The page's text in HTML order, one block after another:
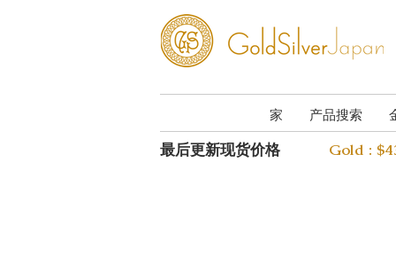
家 产品搜索
最后更新现货价格 Gold :